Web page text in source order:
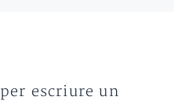
per escriure un